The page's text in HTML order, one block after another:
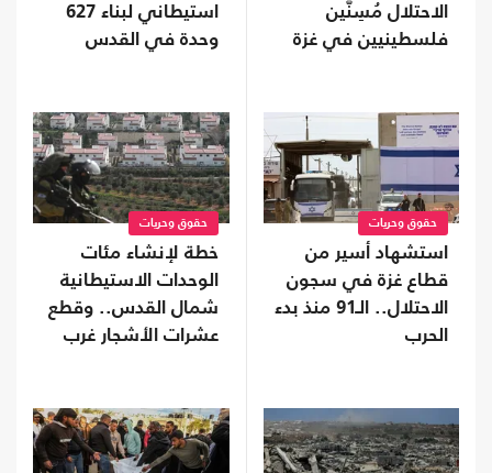
الاحتلال مُسِنَّين
فلسطينيين في غزة
استيطاني لبناء 627
وحدة في القدس
حقوق وحريات
استشهاد أسير من
قطاع غزة في سجون
الاحتلال.. الـ91 منذ بدء
الحرب
حقوق وحريات
خطة لإنشاء مئات
الوحدات الاستيطانية
شمال القدس.. وقطع
عشرات الأشجار غرب